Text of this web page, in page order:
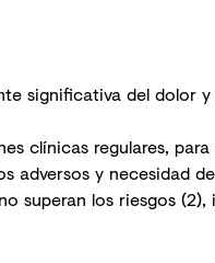
significativa del dolor
clínicas regulares,
adversos y necesidad
superan los riesgos